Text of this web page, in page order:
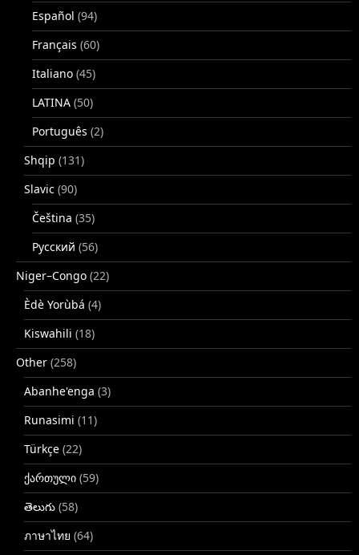
Español (94)
Français (60)
Italiano (45)
LATINA (50)
Português (2)
Shqip (131)
Slavic (90)
Čeština (35)
Русский (56)
Niger–Congo (22)
Èdè Yorùbá (4)
Kiswahili (18)
Other (258)
Abanhe'enga (3)
Runasimi (11)
Türkçe (22)
ქართული (59)
తెలుగు (58)
ภาษาไทย (64)